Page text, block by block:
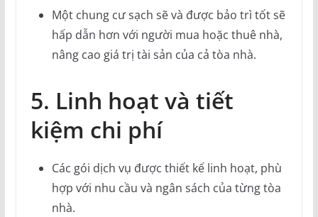
Một chung cư sạch sẽ và được bảo trì tốt sẽ
hấp dẫn hơn với người mua hoặc thuê nhà,
nâng cao giá trị tài sản của cả tòa nhà.
5. Linh hoạt và tiết
kiệm chi phí
Các gói dịch vụ được thiết kế linh hoạt, phù
hợp với nhu cầu và ngân sách của từng tòa
nhà.